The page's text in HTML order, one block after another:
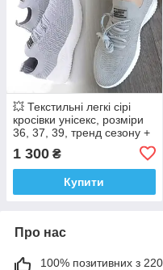
💥 Текстильні легкі сірі
кросівки унісекс, розміри
36, 37, 39, тренд сезону +
1 300 ₴
Купити
Про нас
100% позитивних з 220